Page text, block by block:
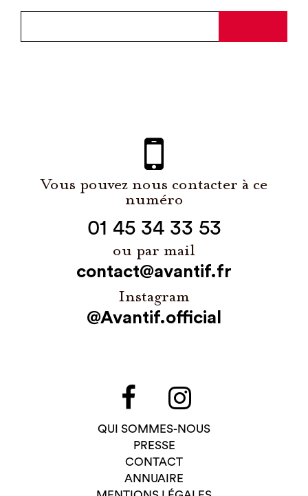
Vous pouvez nous contacter à ce
numéro
01 45 34 33 53
ou par mail
contact@avantif.fr
Instagram
@Avantif.official
QUI SOMMES-NOUS
PRESSE
CONTACT
ANNUAIRE